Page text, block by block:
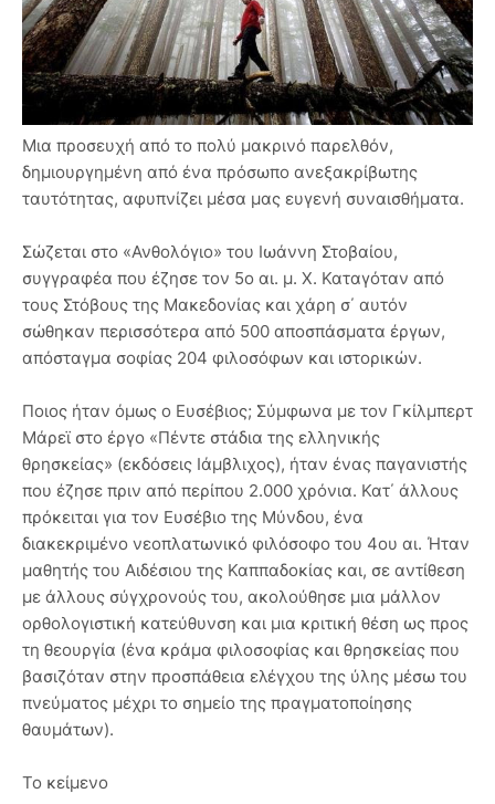
Μια προσευχή από το πολύ μακρινό παρελθόν,
δημιουργημένη από ένα πρόσωπο ανεξακρίβωτης
ταυτότητας, αφυπνίζει μέσα μας ευγενή συναισθήματα.
Σώζεται στο «Ανθολόγιο» του Ιωάννη Στοβαίου,
συγγραφέα που έζησε τον 5ο αι. μ. Χ. Καταγόταν από
τους Στόβους της Μακεδονίας και χάρη σ΄ αυτόν
σώθηκαν περισσότερα από 500 αποσπάσματα έργων,
απόσταγμα σοφίας 204 φιλοσόφων και ιστορικών.
Ποιος ήταν όμως ο Ευσέβιος; Σύμφωνα με τον Γκίλμπερτ
Μάρεϊ στο έργο «Πέντε στάδια της ελληνικής
θρησκείας» (εκδόσεις Ιάμβλιχος), ήταν ένας παγανιστής
που έζησε πριν από περίπου 2.000 χρόνια. Κατ΄ άλλους
πρόκειται για τον Ευσέβιο της Μύνδου, ένα
διακεκριμένο νεοπλατωνικό φιλόσοφο του 4ου αι. Ήταν
μαθητής του Αιδέσιου της Καππαδοκίας και, σε αντίθεση
με άλλους σύγχρονούς του, ακολούθησε μια μάλλον
ορθολογιστική κατεύθυνση και μια κριτική θέση ως προς
τη θεουργία (ένα κράμα φιλοσοφίας και θρησκείας που
βασιζόταν στην προσπάθεια ελέγχου της ύλης μέσω του
πνεύματος μέχρι το σημείο της πραγματοποίησης
θαυμάτων).
Το κείμενο